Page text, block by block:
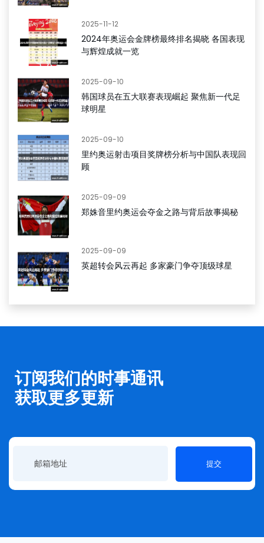
2025-11-12
2024年奥运会金牌榜最终排名揭晓 各国表现
与辉煌成就一览
2025-09-10
韩国球员在五大联赛表现崛起 聚焦新一代足
球明星
2025-09-10
里约奥运射击项目奖牌榜分析与中国队表现回
顾
2025-09-09
郑姝音里约奥运会夺金之路与背后故事揭秘
2025-09-09
英超转会风云再起 多家豪门争夺顶级球星
订阅我们的时事通讯
获取更多更新
提交